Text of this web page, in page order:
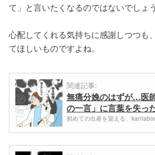
て」と言いたくなるのではないでしょう
心配してくれる気持ちに感謝しつつも
てほしいものですよね。
関連記事:
無痛分娩のはずが…医
の一言」に言葉を失っ
初めての出産を迎える、